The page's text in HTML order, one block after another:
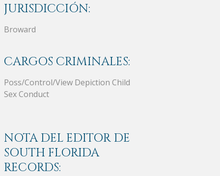
JURISDICCIÓN:
Broward
CARGOS CRIMINALES:
Poss/Control/View Depiction Child
Sex Conduct
NOTA DEL EDITOR DE
SOUTH FLORIDA
RECORDS: